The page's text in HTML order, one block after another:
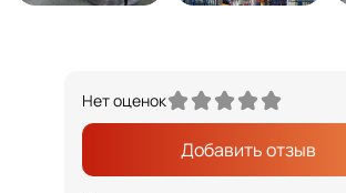
Нет оценок
Добавить отзыв